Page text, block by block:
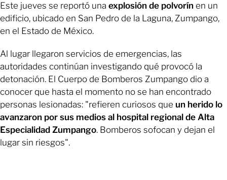
Este jueves se reportó una explosión de polvorín en un
edificio, ubicado en San Pedro de la Laguna, Zumpango,
en el Estado de México.
Al lugar llegaron servicios de emergencias, las
autoridades continúan investigando qué provocó la
detonación. El Cuerpo de Bomberos Zumpango dio a
conocer que hasta el momento no se han encontrado
personas lesionadas: "refieren curiosos que un herido lo
avanzaron por sus medios al hospital regional de Alta
Especialidad Zumpango. Bomberos sofocan y dejan el
lugar sin riesgos".